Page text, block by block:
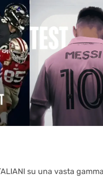
su una vasta